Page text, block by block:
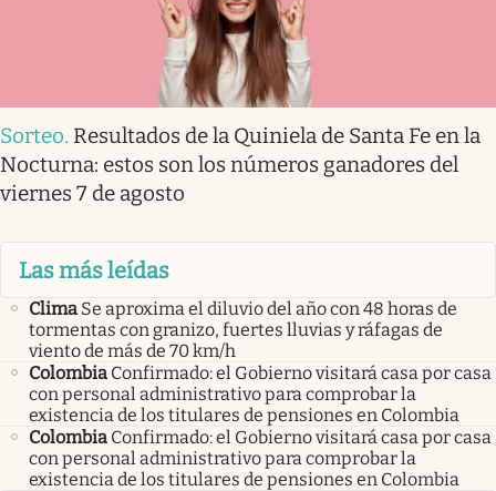
Sorteo. Resultados de la Quiniela de Santa Fe en la
Nocturna: estos son los números ganadores del
viernes 7 de agosto
Las más leídas
Clima Se aproxima el diluvio del año con 48 horas de
tormentas con granizo, fuertes lluvias y ráfagas de
viento de más de 70 km/h
Colombia Confirmado: el Gobierno visitará casa por casa
con personal administrativo para comprobar la
existencia de los titulares de pensiones en Colombia
Colombia Confirmado: el Gobierno visitará casa por casa
con personal administrativo para comprobar la
existencia de los titulares de pensiones en Colombia